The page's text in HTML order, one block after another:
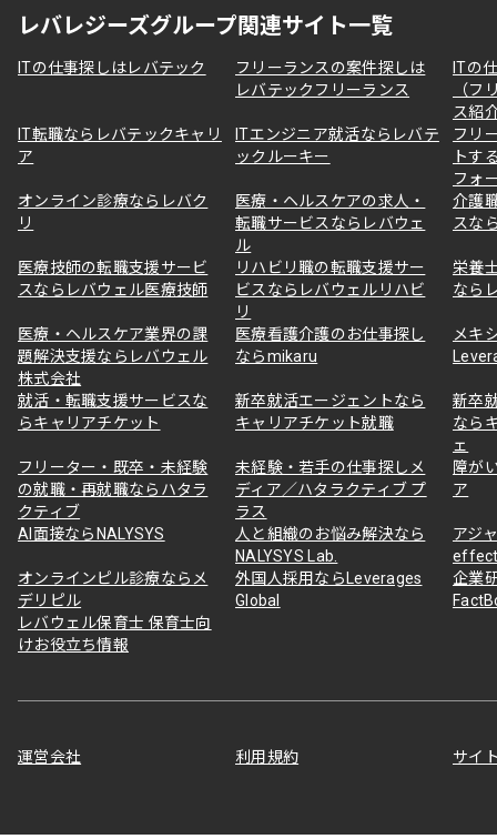
レバレジーズグループ関連サイト一覧
ITの仕事探しはレバテック
フリーランスの案件探しは
レバテックフリーランス
ITの
（フ
ス紹
IT転職ならレバテックキャリ
ア
ITエンジニア就活ならレバテ
ックルーキー
フリ
トす
フォ
オンライン診療ならレバク
リ
医療・ヘルスケアの求人・
転職サービスならレバウェ
ル
介護
スな
医療技師の転職支援サービ
スならレバウェル医療技師
リハビリ職の転職支援サー
ビスならレバウェルリハビ
リ
栄養
なら
医療・ヘルスケア業界の課
題解決支援ならレバウェル
株式会社
医療看護介護のお仕事探し
ならmikaru
メキ
就活・転職支援サービスな
らキャリアチケット
新卒就活エージェントなら
キャリアチケット就職
新卒
なら
ェ
フリーター・既卒・未経験
の就職・再就職ならハタラ
クティブ
未経験・若手の仕事探しメ
ディア／ハタラクティブ プ
ラス
障が
ア
AI面接ならNALYSYS
人と組織のお悩み解決なら
NALYSYS Lab.
アジ
オンラインピル診療ならメ
デリピル
外国人採用ならLeverages
Global
企業
レバウェル保育士 保育士向
けお役立ち情報
運営会社 利用規約 サイ